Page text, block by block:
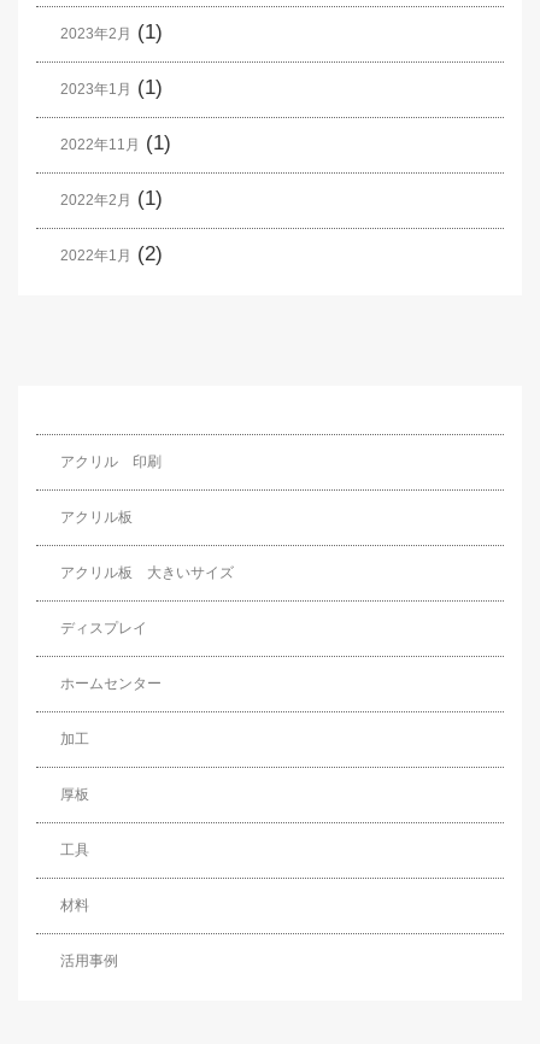
2023年2月 (1)
2023年1月 (1)
2022年11月 (1)
2022年2月 (1)
2022年1月 (2)
アクリル 印刷
アクリル板
アクリル板 大きいサイズ
ディスプレイ
ホームセンター
加工
厚板
工具
材料
活用事例